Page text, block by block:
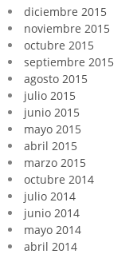
diciembre 2015
noviembre 2015
octubre 2015
septiembre 2015
agosto 2015
julio 2015
junio 2015
mayo 2015
abril 2015
marzo 2015
octubre 2014
julio 2014
junio 2014
mayo 2014
abril 2014